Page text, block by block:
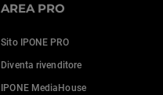
AREA PRO
Sito IPONE PRO
Diventa rivenditore
IPONE MediaHouse